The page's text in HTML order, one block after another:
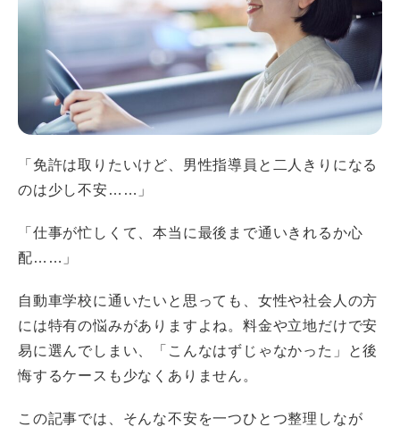
「免許は取りたいけど、男性指導員と二人きりになる
のは少し不安……」
「仕事が忙しくて、本当に最後まで通いきれるか心
配……」
自動車学校に通いたいと思っても、女性や社会人の方
には特有の悩みがありますよね。料金や立地だけで安
易に選んでしまい、「こんなはずじゃなかった」と後
悔するケースも少なくありません。
この記事では、そんな不安を一つひとつ整理しなが